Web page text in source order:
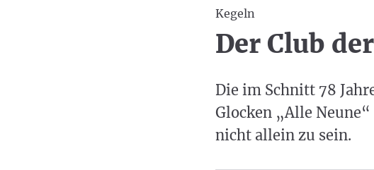
Kegeln
Der Club
Die im Schnitt 78
Glocken „Alle
nicht allein zu sein.